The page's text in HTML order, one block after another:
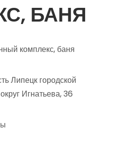
БАНЯ
комплекс, баня
Липецк городской
Игнатьева, 36